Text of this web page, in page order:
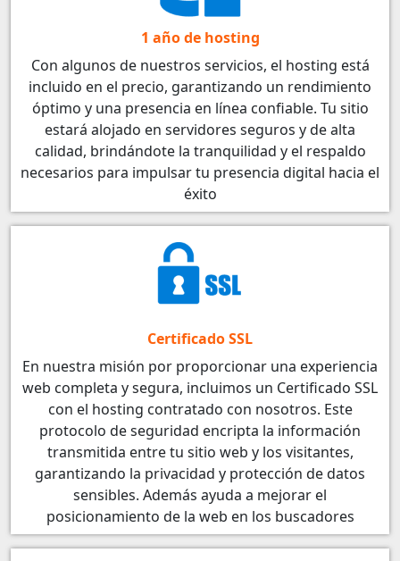
1 año de hosting
Con algunos de nuestros servicios, el hosting está
incluido en el precio, garantizando un rendimiento
óptimo y una presencia en línea confiable. Tu sitio
estará alojado en servidores seguros y de alta
calidad, brindándote la tranquilidad y el respaldo
necesarios para impulsar tu presencia digital hacia el
éxito
Certificado SSL
En nuestra misión por proporcionar una experiencia
web completa y segura, incluimos un Certificado SSL
con el hosting contratado con nosotros. Este
protocolo de seguridad encripta la información
transmitida entre tu sitio web y los visitantes,
garantizando la privacidad y protección de datos
sensibles. Además ayuda a mejorar el
posicionamiento de la web en los buscadores